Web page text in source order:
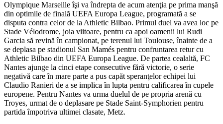
Olympique Marseille îşi va îndrepta de acum atenţia pe prima manşă
din optimile de finală UEFA Europa League, programată a se
disputa contra celor de la Athletic Bilbao. Primul duel va avea loc pe
Stade Vélodrome, joia viitoare, pentru ca apoi oamenii lui Rudi
Garcia să revină în campionat, pe terenul lui Toulouse, înainte de a
se deplasa pe stadionul San Mamés pentru confruntarea retur cu
Athletic Bilbao din UEFA Europa League. De partea cealaltă, FC
Nantes ajunge la cinci etape consecutive fără victorie, o serie
negativă care în mare parte a pus capăt speranţelor echipei lui
Claudio Ranieri de a se implica în lupta pentru calificarea în cupele
europene. Pentru Nantes va urma duelul de pe propria arenă cu
Troyes, urmat de o deplasare pe Stade Saint-Symphorien pentru
partida împotriva ultimei clasate, Metz.